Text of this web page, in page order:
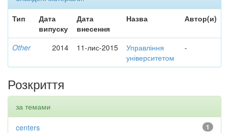
Тип
Дата
випуску
Дата
внесення
Назва Автор(и)
Other 2014 11-лис-2015
Управління
університетом
-
Розкриття
за темами
1
centers